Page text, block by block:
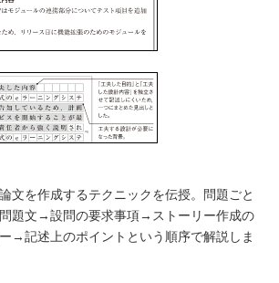
文を作成するテクニックを伝授。問題ごと
題文→設問の要求事項→ストーリー作成の
→記述上のポイントという順序で解説しま